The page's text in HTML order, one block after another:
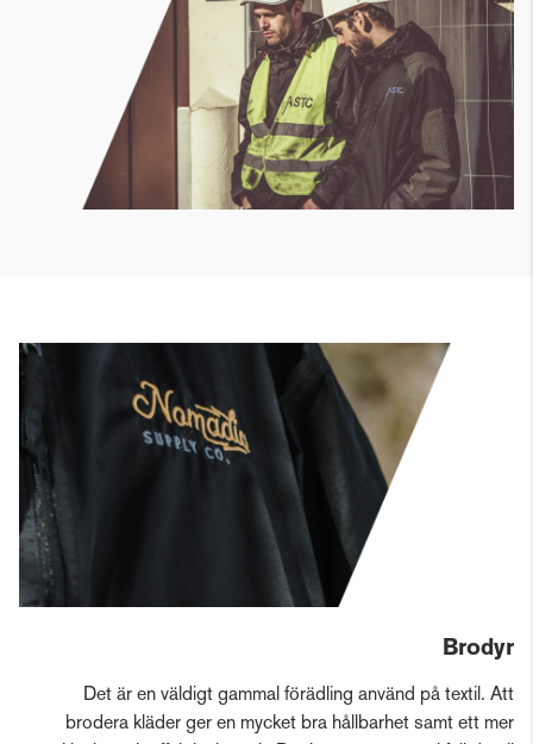
Brodyr
Det är en väldigt gammal förädling använd på textil. Att
brodera kläder ger en mycket bra hållbarhet samt ett mer